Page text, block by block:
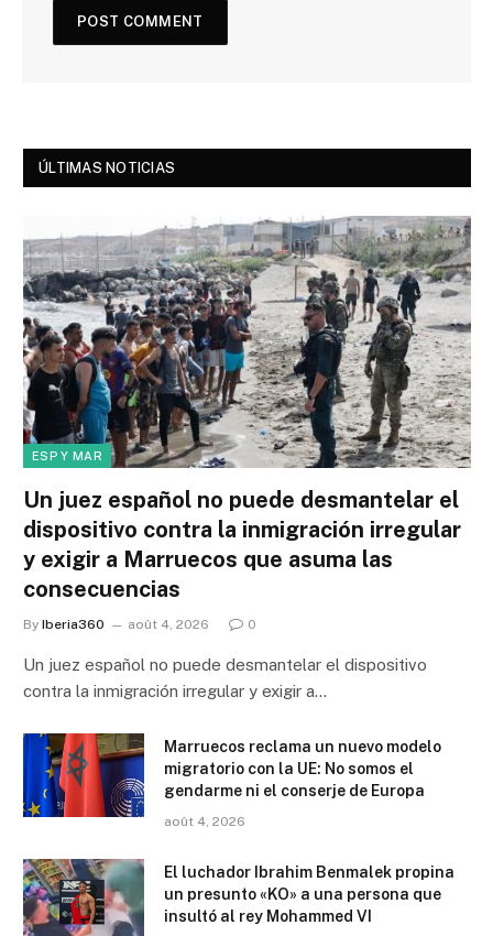
ÚLTIMAS NOTICIAS
ESP Y MAR
Un juez español no puede desmantelar el
dispositivo contra la inmigración irregular
y exigir a Marruecos que asuma las
consecuencias
By Iberia360 août 4, 2026 0
Un juez español no puede desmantelar el dispositivo
contra la inmigración irregular y exigir a…
Marruecos reclama un nuevo modelo
migratorio con la UE: No somos el
gendarme ni el conserje de Europa
août 4, 2026
El luchador Ibrahim Benmalek propina
un presunto «KO» a una persona que
insultó al rey Mohammed VI